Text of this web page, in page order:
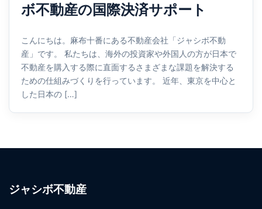
ボ不動産の国際決済サポート
こんにちは。麻布十番にある不動産会社「ジャシボ不動
産」です。 私たちは、海外の投資家や外国人の方が日本で
不動産を購入する際に直面するさまざまな課題を解決する
ための仕組みづくりを行っています。 近年、東京を中心と
した日本の […]
ジャシボ不動産